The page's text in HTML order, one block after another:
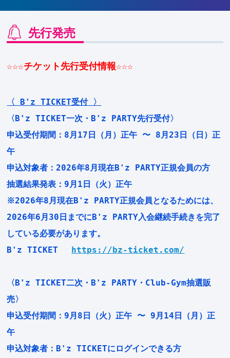
先行発売
☆☆☆チケット先行受付情報☆☆☆
〈 B'z TICKET受付 〉
〈B'z TICKET一次・B'z PARTY先行受付〉
申込受付期間：8月17日（月）正午 〜 8月23日（日）正
午
申込対象者：2026年8月現在B'z PARTY正規会員の方
抽選結果発表：9月1日（火）正午
※2026年8月現在B'z PARTY正規会員となるためには、
2026年6月30日までにB'z PARTY入会継続手続きを完了
している必要があります。
B'z TICKET https://bz-ticket.com/
〈B'z TICKET二次・B'z PARTY・Club-Gym抽選販
売〉
申込受付期間：9月8日（火）正午 〜 9月14日（月）正
午
申込対象者：B'z TICKETにログインできる方